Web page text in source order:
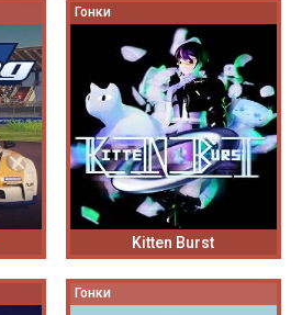
Гонки
Kitten Burst
Гонки